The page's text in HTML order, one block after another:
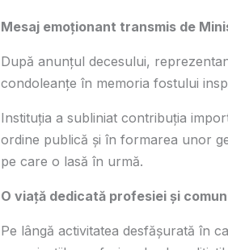
Mesaj emoționant transmis de
După anunțul decesului,
condoleanțe în memoria fostului
Instituția a subliniat contribuția
ordine publică și în formarea unor
pe care o lasă în urmă.
O viață dedicată profesiei și
Pe lângă activitatea desfășurată în